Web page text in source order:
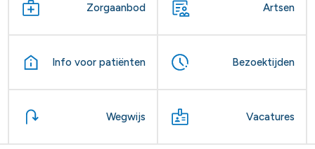
Zorgaanbod Artsen
Info voor patiënten Bezoektijden
Wegwijs Vacatures